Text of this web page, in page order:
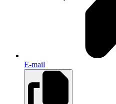
E-mail